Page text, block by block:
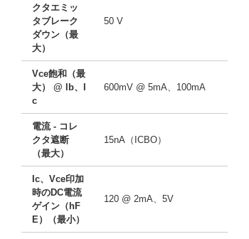
クタエミッ
タブレーク
ダウン（最
大）
50 V
Vce飽和（最
大） @ lb、I
c
600mV @ 5mA、100mA
電流 - コレ
クタ遮断
（最大）
15nA（ICBO）
Ic、Vce印加
時のDC電流
ゲイン（hF
E）（最小）
120 @ 2mA、5V